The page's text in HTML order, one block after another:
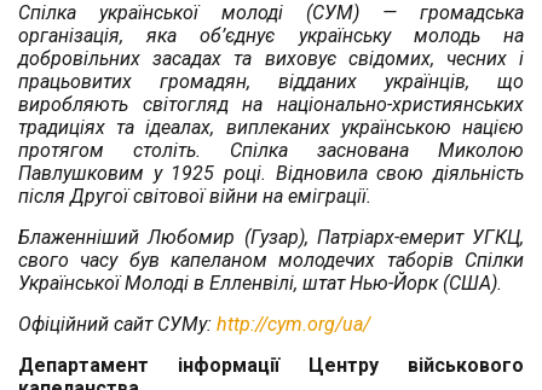
Спілка української молоді (СУМ) — громадська
організація, яка об’єднує українську молодь на
добровільних засадах та виховує свідомих, чесних і
працьовитих громадян, відданих українців, що
виробляють світогляд на національно-християнських
традиціях та ідеалах, виплеканих українською нацією
протягом століть. Спілка заснована Миколою
Павлушковим у 1925 році. Відновила свою діяльність
після Другої світової війни на еміграції.
Блаженніший Любомир (Гузар), Патріарх-емерит УГКЦ,
свого часу був капеланом молодечих таборів Спілки
Української Молоді в Елленвілі, штат Нью-Йорк (США).
Офіційний сайт СУМу: http://cym.org/ua/
Департамент інформації Центру військового